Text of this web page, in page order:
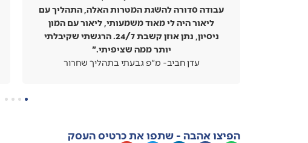
ביחד לפתור אותם. גם שחשבתי שאני אלוף
בהצבת יעדים- גיליתי סטנדרט חדש. הצלחתי
להפוך את עצמי לאדם יותר טוב. מאוד ממליץ לכל
מי שלא סגור על הדרך שלו ולא ממצה את עצמו
יונתן רון-מ״פ סיירת גולני בתהליך שחרור
הפיצו אהבה - שתפו את כרטיס העסק